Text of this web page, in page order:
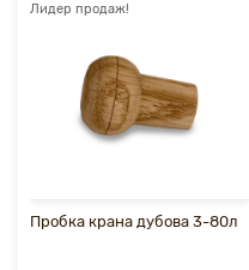
Лидер продаж!
Пробка крана дубова 3-80л